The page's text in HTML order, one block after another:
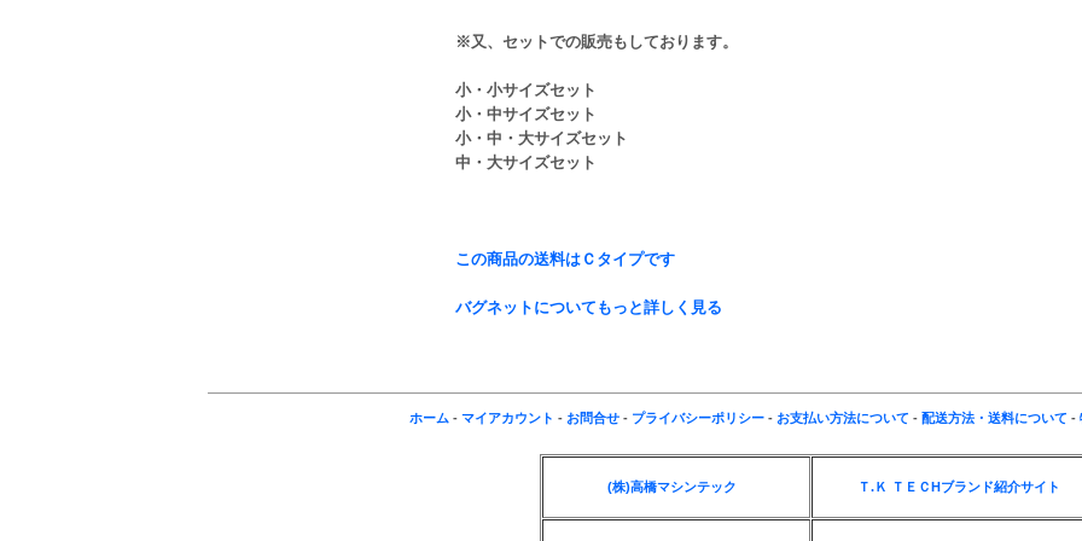
※又、セットでの販売もしております。
小・小サイズセット
小・中サイズセット
小・中・大サイズセット
中・大サイズセット
この商品の送料はＣタイプです
バグネットについてもっと詳しく見る
ホーム - マイアカウント - お問合せ- プライバシーポリシー- お支払い方法について - 配送方法・送料について -
(株)高橋マシンテック Ｔ.Ｋ ＴＥＣHブランド紹介サイト